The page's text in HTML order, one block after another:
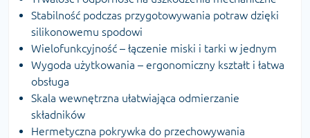
Stabilność podczas przygotowywania potraw dzięki
silikonowemu spodowi
Wielofunkcyjność – łączenie miski i tarki w jednym
Wygoda użytkowania – ergonomiczny kształt i łatwa
obsługa
Skala wewnętrzna ułatwiająca odmierzanie
składników
Hermetyczna pokrywka do przechowywania